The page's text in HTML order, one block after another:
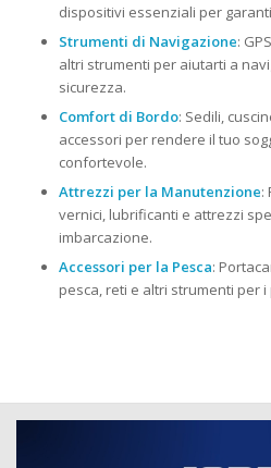
dispositivi essenziali per
Strumenti di Navigazione:
altri strumenti per aiutarti a
sicurezza.
Comfort di Bordo: Sedili,
accessori per rendere il tuo
confortevole.
Attrezzi per la Manutenzione:
vernici, lubrificanti e attrezzi
imbarcazione.
Accessori per la Pesca:
pesca, reti e altri strumenti per